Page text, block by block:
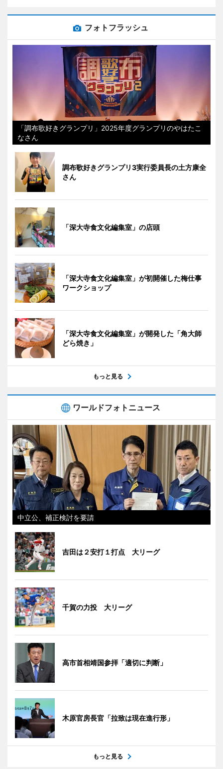
フォトフラッシュ
「調布歌好きグランプリ」2025年度グランプリのやはたこ
なさん
調布歌好きグランプリ3実行委員長の土方康全
さん
「深大寺食文化編集室」の店頭
「深大寺食文化編集室」が初開催した梅仕事
ワークショップ
「深大寺食文化編集室」が開発した「角大師
どら焼き」
もっと見る
ワールドフォトニュース
中立公、補正検討を要請
吉田は２安打１打点 大リーグ
千賀の力投 大リーグ
高市首相靖国参拝「適切に判断」
木原官房長官「拉致は現在進行形」
もっと見る